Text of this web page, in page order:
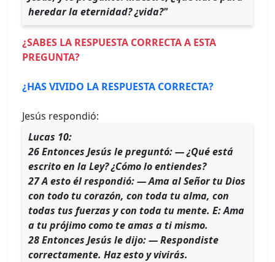
heredar la eternidad? ¿vida?"
¿SABES LA RESPUESTA CORRECTA A ESTA
PREGUNTA?
¿HAS VIVIDO LA RESPUESTA CORRECTA?
Jesús respondió:
Lucas 10:
26 Entonces Jesús le preguntó: — ¿Qué está
escrito en la Ley? ¿Cómo lo entiendes?
27 A esto él respondió: — Ama al Señor tu Dios
con todo tu corazón, con toda tu alma, con
todas tus fuerzas y con toda tu mente. E: Ama
a tu prójimo como te amas a ti mismo.
28 Entonces Jesús le dijo: — Respondiste
correctamente. Haz esto y vivirás.